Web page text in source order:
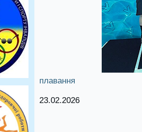
плавання
23.02.2026